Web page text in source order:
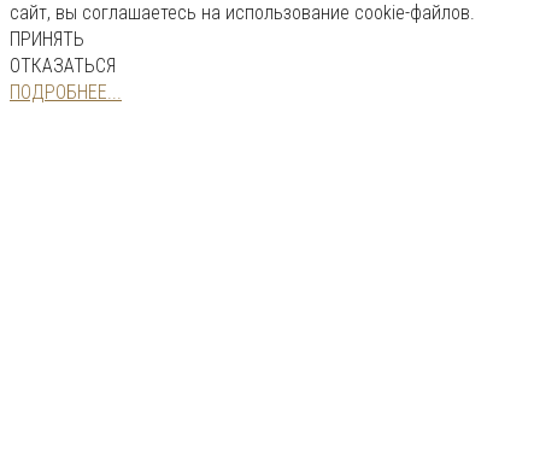
сайт, вы соглашаетесь на использование cookie-файлов.
ПРИНЯТЬ
ОТКАЗАТЬСЯ
ПОДРОБНЕЕ...